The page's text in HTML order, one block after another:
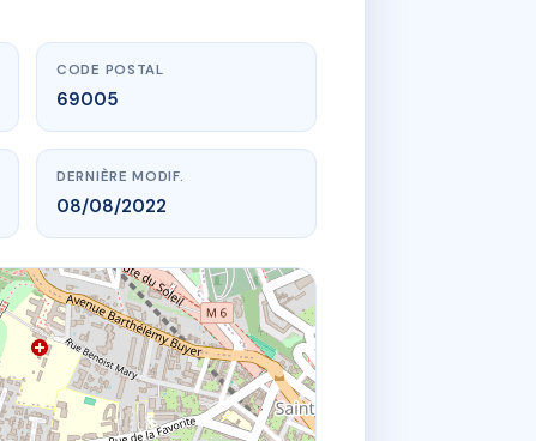
CODE POSTAL
69005
DERNIÈRE MODIF.
08/08/2022